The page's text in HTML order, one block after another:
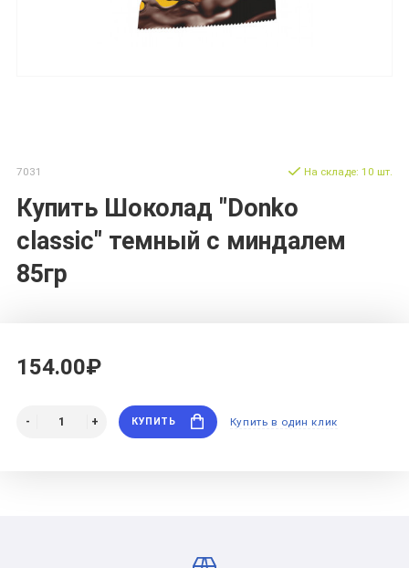
7031
Купить Шоколад "Donko
classic" темный с миндалем
85гр
На складе: 10 шт.
154.00₽
КУПИТЬ Купить в один клик